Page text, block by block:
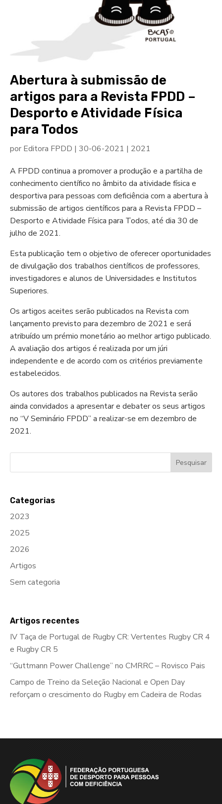
Abertura à submissão de
artigos para a Revista FPDD –
Desporto e Atividade Física
para Todos
por Editora FPDD | 30-06-2021 | 2021
A FPDD continua a promover a produção e a partilha de
conhecimento científico no âmbito da atividade física e
desportiva para pessoas com deficiência com a abertura à
submissão de artigos científicos para a Revista FPDD –
Desporto e Atividade Física para Todos, até dia 30 de
julho de 2021.
Esta publicação tem o objetivo de oferecer oportunidades
de divulgação dos trabalhos científicos de professores,
investigadores e alunos de Universidades e Institutos
Superiores.
Os artigos aceites serão publicados na Revista com
lançamento previsto para dezembro de 2021 e será
atribuído um prémio monetário ao melhor artigo publicado.
A avaliação dos artigos é realizada por um júri
independente e de acordo com os critérios previamente
estabelecidos.
Os autores dos trabalhos publicados na Revista serão
ainda convidados a apresentar e debater os seus artigos
no “V Seminário FPDD” a realizar-se em dezembro de
2021.
Categorias
2023
2025
2026
Artigos
Sem categoria
Artigos recentes
IV Taça de Portugal de Rugby CR: Vertentes Rugby CR 4
e Rugby CR 5
“Guttmann Power Challenge” no CMRRC – Rovisco Pais
Campo de Treino da Seleção Nacional e Open Day
reforçam o crescimento do Rugby em Cadeira de Rodas